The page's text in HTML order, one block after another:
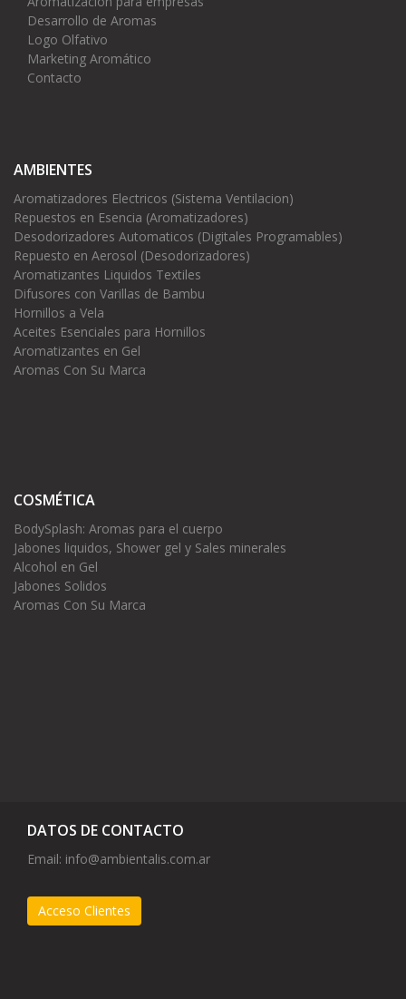
Desarrollo de Aromas
Logo Olfativo
Marketing Aromático
Contacto
AMBIENTES
Aromatizadores Electricos (Sistema Ventilacion)
Repuestos en Esencia (Aromatizadores)
Desodorizadores Automaticos (Digitales Programables)
Repuesto en Aerosol (Desodorizadores)
Aromatizantes Liquidos Textiles
Difusores con Varillas de Bambu
Hornillos a Vela
Aceites Esenciales para Hornillos
Aromatizantes en Gel
Aromas Con Su Marca
COSMÉTICA
BodySplash: Aromas para el cuerpo
Jabones liquidos, Shower gel y Sales minerales
Alcohol en Gel
Jabones Solidos
Aromas Con Su Marca
DATOS DE CONTACTO
Email: info@ambientalis.com.ar
Acceso Clientes